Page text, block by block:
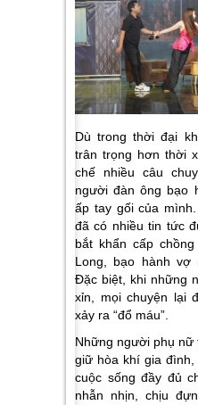
Dù trong thời đại
trân trọng hơn thời
chế nhiều câu
người đàn ông bạo
ấp tay gối của
đã có nhiều tin tức
bắt khẩn cấp
Long, bạo hành
Đặc biệt, khi những
xỉn, mọi chuyện lại
xảy ra “đổ máu”.
Những người phụ nữ
giữ hòa khí gia
cuộc sống đầy đủ
nhẫn nhịn, chịu